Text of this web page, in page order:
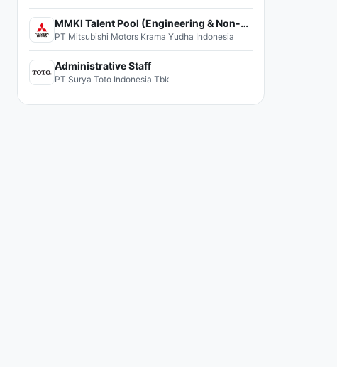
MMKI Talent Pool (Engineering & Non-Engineering)
PT Mitsubishi Motors Krama Yudha Indonesia
Administrative Staff
PT Surya Toto Indonesia Tbk